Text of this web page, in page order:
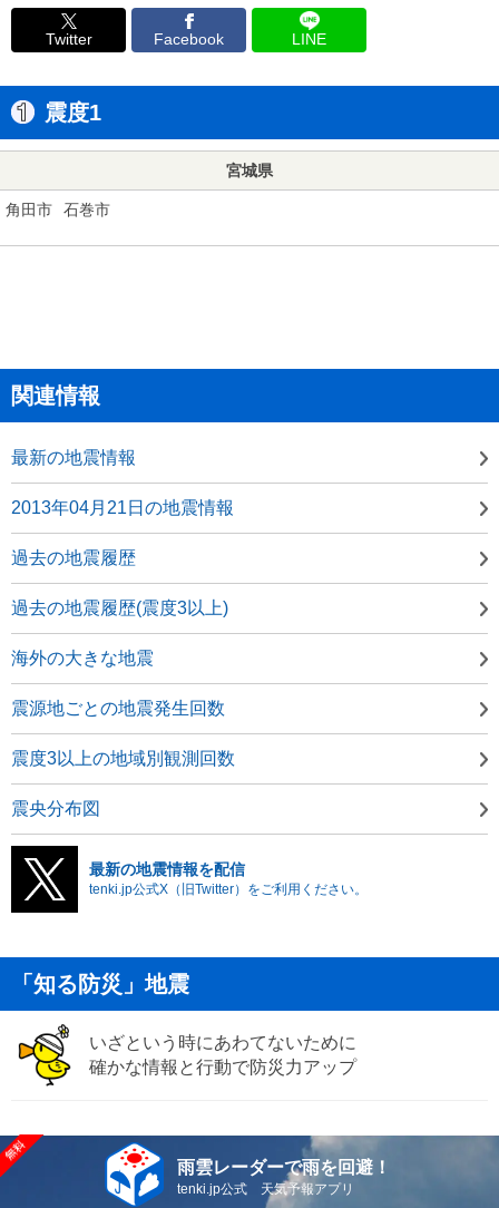
Twitter Facebook LINE
震度1
宮城県
角田市 石巻市
関連情報
最新の地震情報
2013年04月21日の地震情報
過去の地震履歴
過去の地震履歴(震度3以上)
海外の大きな地震
震源地ごとの地震発生回数
震度3以上の地域別観測回数
震央分布図
最新の地震情報を配信
tenki.jp公式X（旧Twitter）をご利用ください。
「知る防災」地震
いざという時にあわてないために
確かな情報と行動で防災力アップ
雨雲レーダーで雨を回避！
tenki.jp公式 天気予報アプリ